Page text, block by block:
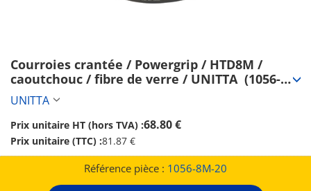
Courroies crantée / Powergrip / HTD8M /
caoutchouc / fibre de verre / UNITTA  (1056-
8M-20)
UNITTA
Prix unitaire HT (hors TVA) :68.80 €
Prix unitaire (TTC) :81.87 €
Référence pièce : 1056-8M-20